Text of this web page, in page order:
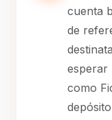
cuenta
de
esperar
como